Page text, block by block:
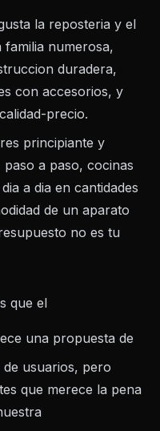
la reposteria y el
numerosa,
duradera,
con accesorios, y
precio.
principiante y
paso a paso, cocinas
a dia en cantidades
de un aparato
no es tu
que el
una propuesta de
usuarios, pero
que merece la pena